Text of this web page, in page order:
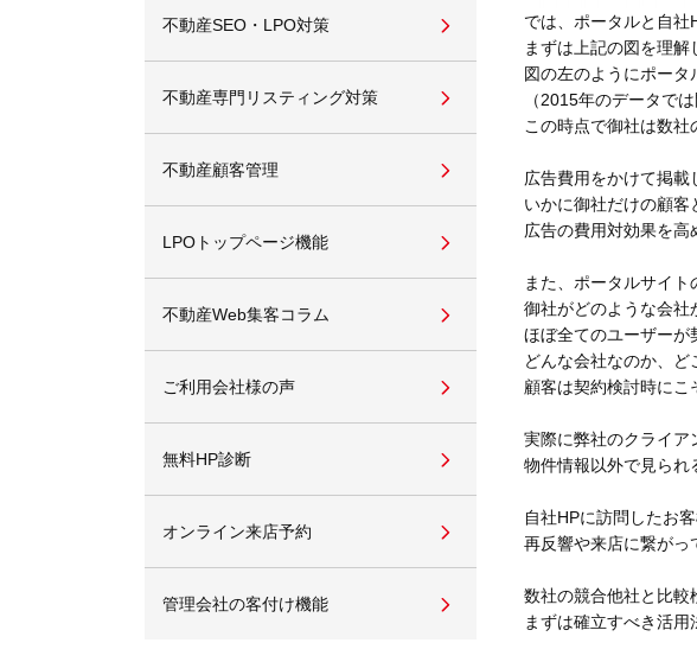
不動産SEO・LPO対策
不動産専門リスティング対策
不動産顧客管理
LPOトップページ機能
不動産Web集客コラム
ご利用会社様の声
無料HP診断
オンライン来店予約
管理会社の客付け機能
では、ポータルと自社
まずは上記の図を理解
図の左のようにポー
（2015年のデータで
この時点で御社は数社
広告費用をかけて掲載
いかに御社だけの顧
広告の費用対効果を高
また、ポータルサイ
御社がどのような会社
ほぼ全てのユーザーが
どんな会社なのか、
顧客は契約検討時にこ
実際に弊社のクライア
物件情報以外で見られ
自社HPに訪問したお
再反響や来店に繋がっ
数社の競合他社と比較
まずは確立すべき活用